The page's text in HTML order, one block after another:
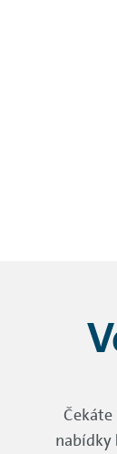
nabídky